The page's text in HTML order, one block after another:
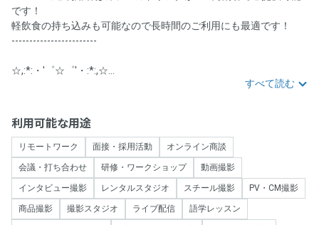
です！
軽飲食の持ち込みも可能なので長時間のご利用にも最適です！
------------------------
☆,:*:・'゜☆゜'・:*:,☆...
すべて読む
利用可能な用途
リモートワーク 面接・採用活動 オンライン商談
会議・打ち合わせ 研修・ワークショップ 動画撮影
インタビュー撮影 レンタルスタジオ スチール撮影 PV・CM撮影
商品撮影 撮影スタジオ ライブ配信 語学レッスン